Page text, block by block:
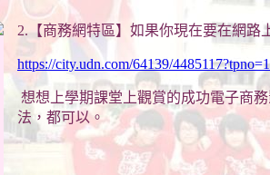
2. 【商務網特區】如果你現在要在網
https://city.udn.com/64139/
想想上學期課堂上觀賞的成功電子商
法，都可以。